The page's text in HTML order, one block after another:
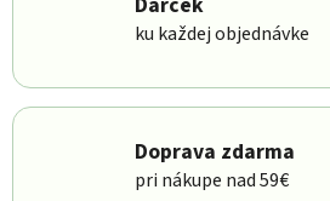
ku každej objednávke
Doprava zdarma
pri nákupe nad 59€